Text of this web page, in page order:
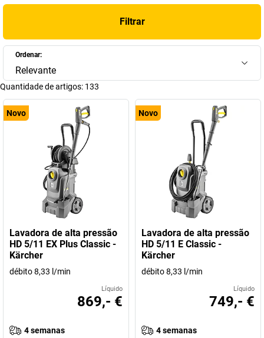
são internacionalmente conhecidas. Não há dúvidas que a
aspiradores a seco e molhado, as máquinas de varrer, as
máquinas de limpeza de alta pressão Kärcher e muito mais na
Filtrar
Ordenar:
Relevante
Quantidade de artigos: 133
Novo
Lavadora de alta pressão
HD 5/11 EX Plus Classic -
Kärcher
débito 8,33 l/min
Líquido
869,- €
4 semanas
Novo
Lavadora de alta pressão
HD 5/11 E Classic -
Kärcher
débito 8,33 l/min
Líquido
749,- €
4 semanas